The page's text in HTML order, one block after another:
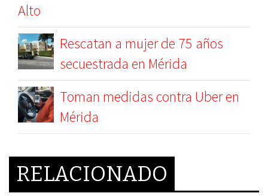
Alto
Rescatan a mujer de 75 años
secuestrada en Mérida
Toman medidas contra Uber en
Mérida
RELACIONADO